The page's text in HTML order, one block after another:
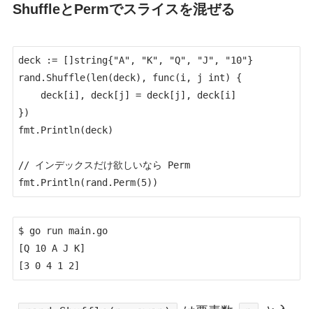
ShuffleとPermでスライスを混ぜる
deck := []string{"A", "K", "Q", "J", "10"}
rand.Shuffle(len(deck), func(i, j int) {
})
fmt.Println(deck)
// インデックスだけ欲しいなら Perm
fmt.Println(rand.Perm(5))
$ go run main.go
[Q 10 A J K]
[3 0 4 1 2]